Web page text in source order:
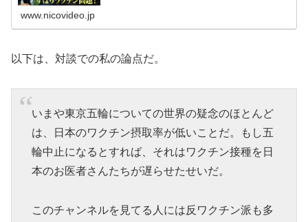
www.nicovideo.jp
以下は、対談での私の論点だ。
いまや東京五輪についての世界の疑念のほとんど
は、日本のワクチン摂取率が低いことだ。もし五
輪中止になるとすれば、それはワクチン接種を日
本のお医者さんたちが遅らせたせいだ。
このチャンネルを見てる人には反ワクチン派も多